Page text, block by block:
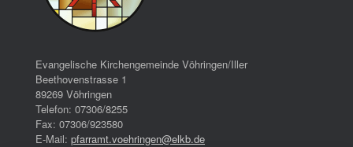
Evangelische Kirchengemeinde Vöhringen/Iller
Beethovenstrasse 1
89269 Vöhringen
Telefon: 07306/8255
Fax: 07306/923580
E-Mail: pfarramt.voehringen@elkb.de